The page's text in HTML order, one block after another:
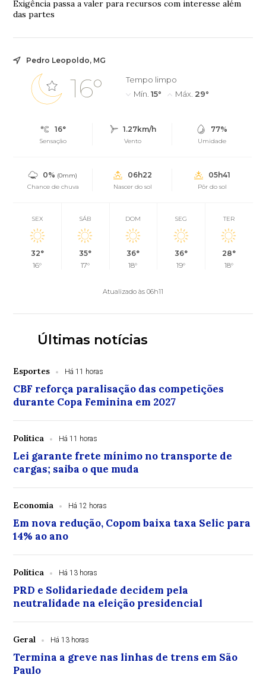
Exigência passa a valer para recursos com interesse além
das partes
Pedro Leopoldo, MG
16°
Tempo limpo
Mín. 15° Máx. 29°
16°
Sensação
1.27km/h
Vento
77%
Umidade
0% (0mm)
Chance de chuva
06h22
Nascer do sol
05h41
Pôr do sol
SEX
32°
16°
SÁB
35°
17°
DOM
36°
18°
SEG
36°
19°
TER
28°
18°
Atualizado às 06h11
Últimas notícias
Esportes Há 11 horas
CBF reforça paralisação das competições
durante Copa Feminina em 2027
Política Há 11 horas
Lei garante frete mínimo no transporte de
cargas; saiba o que muda
Economia Há 12 horas
Em nova redução, Copom baixa taxa Selic para
14% ao ano
Política Há 13 horas
PRD e Solidariedade decidem pela
neutralidade na eleição presidencial
Geral Há 13 horas
Termina a greve nas linhas de trens em São
Paulo